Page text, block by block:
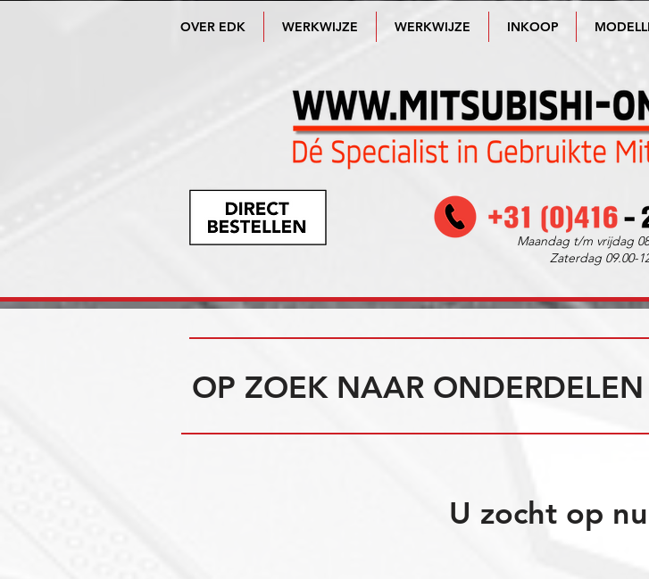
OVER EDK WERKWIJZE WERKWIJZE INKOOP
Maandag t/m vrijdag
Zaterdag 09.00-
OP ZOEK NAAR
U zocht op